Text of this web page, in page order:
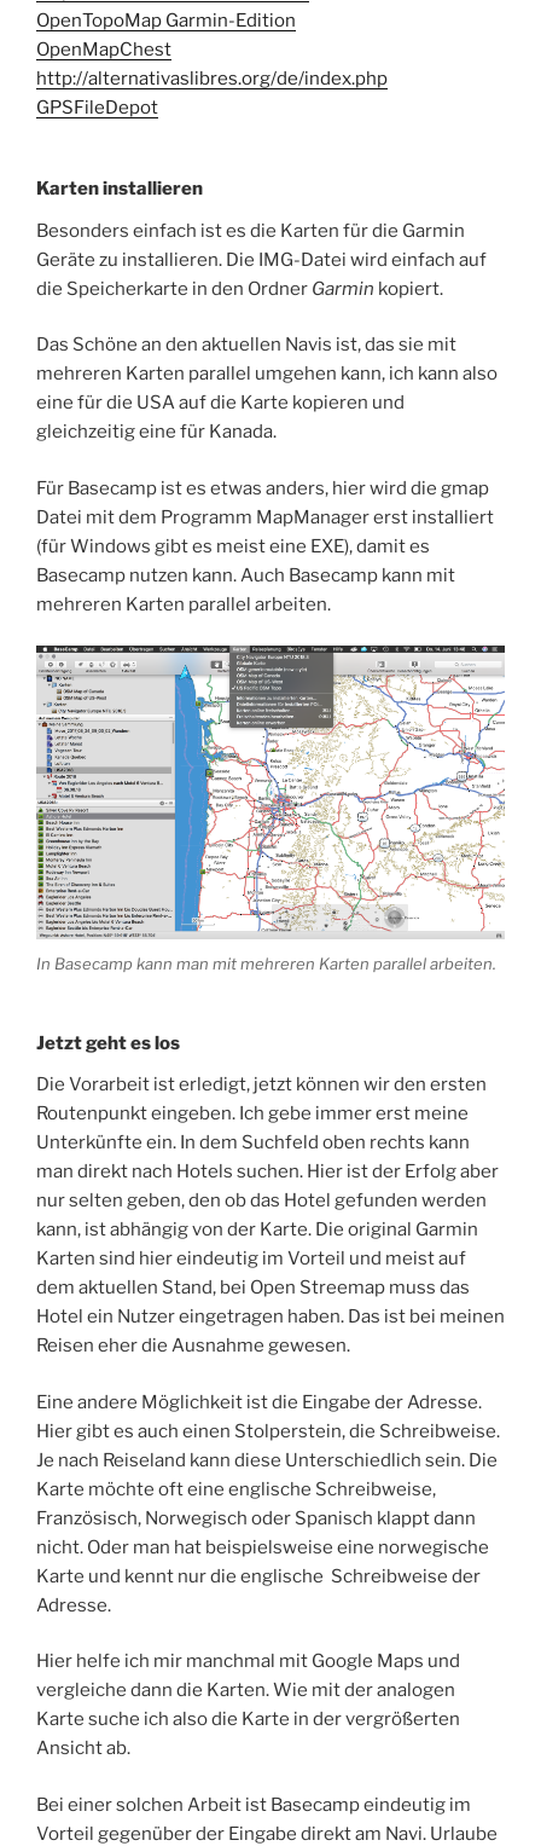
OpenTopoMap Garmin-Edition
OpenMapChest
http://alternativaslibres.org/de/index.php
GPSFileDepot
Karten installieren
Besonders einfach ist es die Karten für die Garmin
Geräte zu installieren. Die IMG-Datei wird einfach auf
die Speicherkarte in den Ordner Garmin kopiert.
Das Schöne an den aktuellen Navis ist, das sie mit
mehreren Karten parallel umgehen kann, ich kann also
eine für die USA auf die Karte kopieren und
gleichzeitig eine für Kanada.
Für Basecamp ist es etwas anders, hier wird die gmap
Datei mit dem Programm MapManager erst installiert
(für Windows gibt es meist eine EXE), damit es
Basecamp nutzen kann. Auch Basecamp kann mit
mehreren Karten parallel arbeiten.
In Basecamp kann man mit mehreren Karten parallel arbeiten.
Jetzt geht es los
Die Vorarbeit ist erledigt, jetzt können wir den ersten
Routenpunkt eingeben. Ich gebe immer erst meine
Unterkünfte ein. In dem Suchfeld oben rechts kann
man direkt nach Hotels suchen. Hier ist der Erfolg aber
nur selten geben, den ob das Hotel gefunden werden
kann, ist abhängig von der Karte. Die original Garmin
Karten sind hier eindeutig im Vorteil und meist auf
dem aktuellen Stand, bei Open Streemap muss das
Hotel ein Nutzer eingetragen haben. Das ist bei meinen
Reisen eher die Ausnahme gewesen.
Eine andere Möglichkeit ist die Eingabe der Adresse.
Hier gibt es auch einen Stolperstein, die Schreibweise.
Je nach Reiseland kann diese Unterschiedlich sein. Die
Karte möchte oft eine englische Schreibweise,
Französisch, Norwegisch oder Spanisch klappt dann
nicht. Oder man hat beispielsweise eine norwegische
Karte und kennt nur die englische Schreibweise der
Adresse.
Hier helfe ich mir manchmal mit Google Maps und
vergleiche dann die Karten. Wie mit der analogen
Karte suche ich also die Karte in der vergrößerten
Ansicht ab.
Bei einer solchen Arbeit ist Basecamp eindeutig im
Vorteil gegenüber der Eingabe direkt am Navi. Urlaube